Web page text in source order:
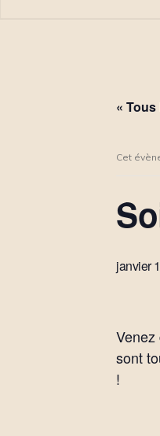
«
Cet
janvier
sont
!